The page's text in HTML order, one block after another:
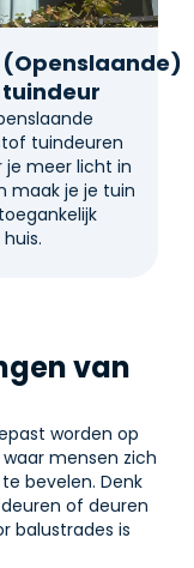
(Openslaande)
tuindeur
tuindeuren
je meer licht in
maak je je tuin
van
worden op
mensen zich
bevelen. Denk
of deuren
balustrades is